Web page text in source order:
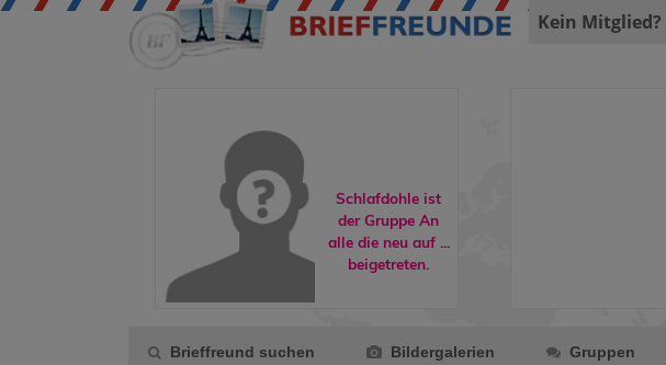
Kein Mitglied?
Schlafdohle ist
der Gruppe An
alle die neu auf ...
beigetreten.
Brieffreund suchen Bildergalerien Gruppen